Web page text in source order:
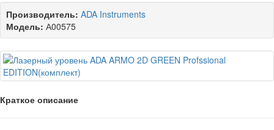
Производитель: ADA Instruments
Модель: А00575
Краткое описание